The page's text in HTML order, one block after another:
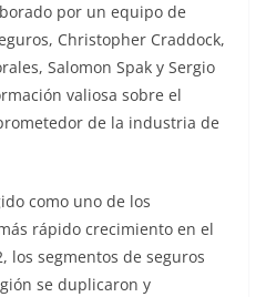
por un equipo de
Christopher Craddock,
Salomon Spak y Sergio
valiosa sobre el
de la industria de
como uno de los
rápido crecimiento en el
los segmentos de seguros
se duplicaron y